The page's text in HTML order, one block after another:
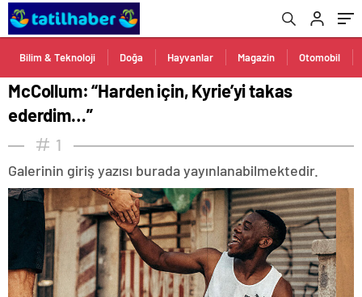
Bilim & Teknoloji Doğa Hayvanlar Magazin Otomobil
McCollum: “Harden için, Kyrie’yi takas
ederdim…”
1
Galerinin giriş yazısı burada yayınlanabilmektedir.